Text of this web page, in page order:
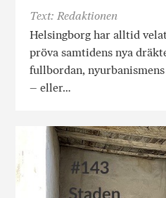
Text: Redaktionen
Helsingborg har alltid
pröva samtidens nya
fullbordan,
– eller…